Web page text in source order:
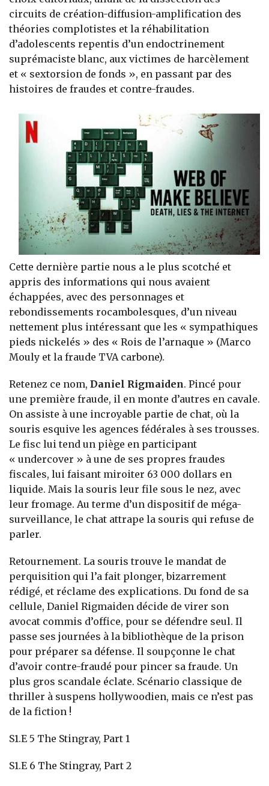
circuits de création-diffusion-amplification des
théories complotistes et la réhabilitation
d’adolescents repentis d’un endoctrinement
suprémaciste blanc, aux victimes de harcèlement
et « sextorsion de fonds », en passant par des
histoires de fraudes et contre-fraudes.
Cette dernière partie nous a le plus scotché et
appris des informations qui nous avaient
échappées, avec des personnages et
rebondissements rocambolesques, d’un niveau
nettement plus intéressant que les « sympathiques
pieds nickelés » des « Rois de l’arnaque » (Marco
Mouly et la fraude TVA carbone).
Retenez ce nom, Daniel Rigmaiden. Pincé pour
une première fraude, il en monte d’autres en cavale.
On assiste à une incroyable partie de chat, où la
souris esquive les agences fédérales à ses trousses.
Le fisc lui tend un piège en participant
« undercover » à une de ses propres fraudes
fiscales, lui faisant miroiter 63 000 dollars en
liquide. Mais la souris leur file sous le nez, avec
leur fromage. Au terme d’un dispositif de méga-
surveillance, le chat attrape la souris qui refuse de
parler.
Retournement. La souris trouve le mandat de
perquisition qui l’a fait plonger, bizarrement
rédigé, et réclame des explications. Du fond de sa
cellule, Daniel Rigmaiden décide de virer son
avocat commis d’office, pour se défendre seul. Il
passe ses journées à la bibliothèque de la prison
pour préparer sa défense. Il soupçonne le chat
d’avoir contre-fraudé pour pincer sa fraude. Un
plus gros scandale éclate. Scénario classique de
thriller à suspens hollywoodien, mais ce n’est pas
de la fiction !
S1.E 5 The Stingray, Part 1
S1.E 6 The Stingray, Part 2